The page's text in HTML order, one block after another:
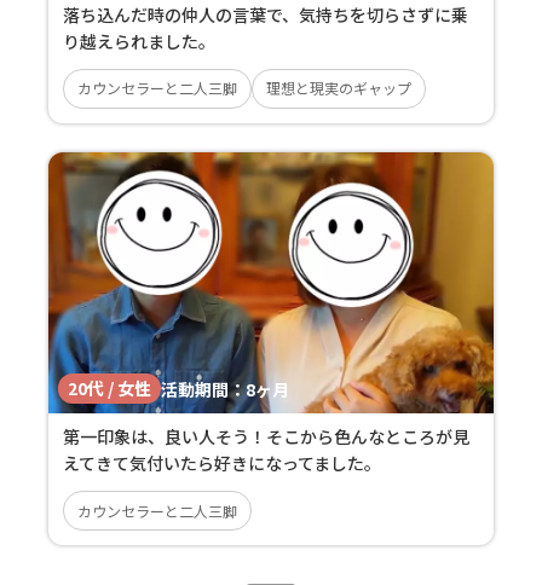
落ち込んだ時の仲人の言葉で、気持ちを切らさずに乗
り越えられました。
カウンセラーと二人三脚 理想と現実のギャップ
20代 / 女性 活動期間：8ヶ月
第一印象は、良い人そう！そこから色んなところが見
えてきて気付いたら好きになってました。
カウンセラーと二人三脚